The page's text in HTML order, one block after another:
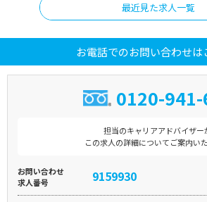
最近見た求人一覧
お電話でのお問い合わせは
0120-
担当のキャリアアドバイザー
この求人の詳細についてご案内い
お問い合わせ
求人番号
9159930